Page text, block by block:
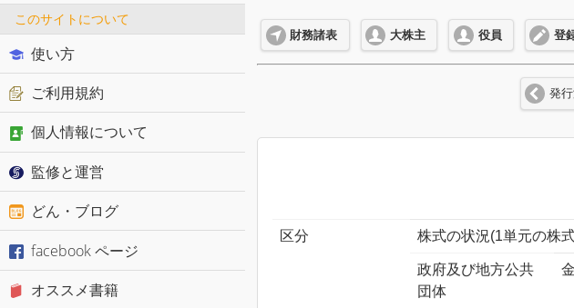
財務諸表 大株主 役員 登
発
区分 株式の状況(1単元の株
政府及び地方公共
団体
このサイトについて
使い方
ご利用規約
個人情報について
監修と運営
どん・ブログ
facebook ページ
オススメ書籍